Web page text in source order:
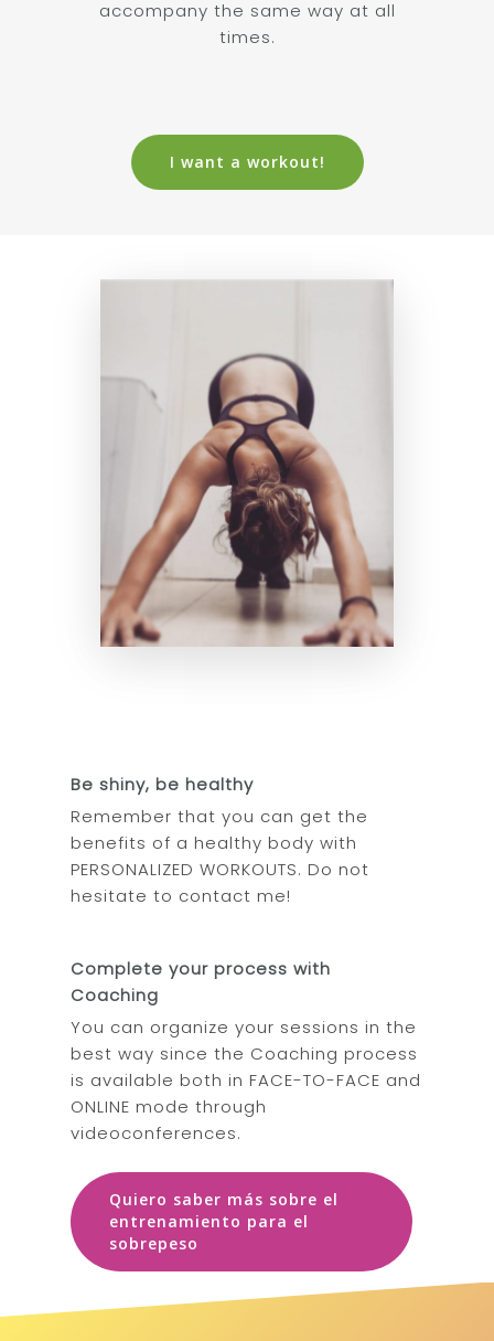
accompany the same way at all
times.
I want a workout!
Be shiny, be healthy
Remember that you can get the
benefits of a healthy body with
PERSONALIZED WORKOUTS. Do not
hesitate to contact me!
Complete your process with
Coaching
You can organize your sessions in the
best way since the Coaching process
is available both in FACE-TO-FACE and
ONLINE mode through
videoconferences.
Quiero saber más sobre el
entrenamiento para el
sobrepeso